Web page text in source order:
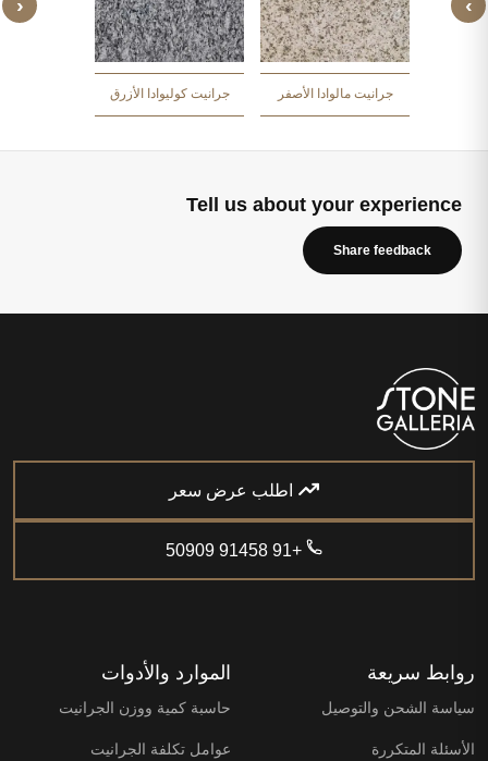
‹
جرانيت مالوادا الأصفر جرانيت كوليوادا الأزرق
›
Tell us about your experience
Share feedback
اطلب عرض سعر
+91 91458 50909
روابط سريعة
سياسة الشحن والتوصيل
الأسئلة المتكررة
الموارد والأدوات
حاسبة كمية ووزن الجرانيت
عوامل تكلفة الجرانيت